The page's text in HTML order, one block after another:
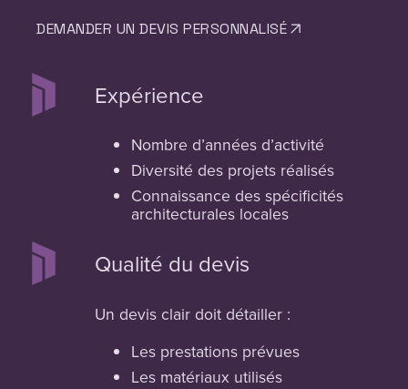
DEMANDER UN DEVIS PERSONNALISÉ
Expérience
Nombre d’années d’activité
Diversité des projets réalisés
Connaissance des spécificités
architecturales locales
Qualité du devis
Un devis clair doit détailler :
Les prestations prévues
Les matériaux utilisés